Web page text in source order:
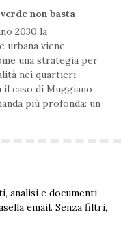
non basta
2030 la
urbana viene
una strategia per
nei quartieri
caso di Muggiano
più profonda: un
analisi e documenti
email. Senza filtri,